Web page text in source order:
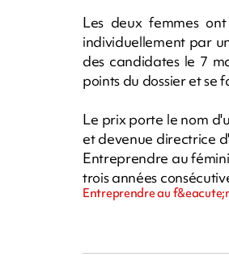
Les deux femmes
individuellement par
des candidates le 7
points du dossier et se
Le prix porte le nom
et devenue directrice
Entreprendre au
trois années
Entreprendre au